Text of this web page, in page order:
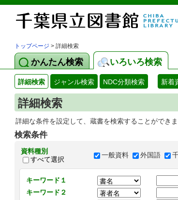
トップページ > 詳細検索
かんたん検索 いろいろ検索
詳細検索 ジャンル検索 NDC分類検索 新着
詳細検索
詳細な条件を設定して、蔵書を検索することができま
検索条件
資料種別
すべて選択
一般資料 外国語
キーワード１
キーワード２